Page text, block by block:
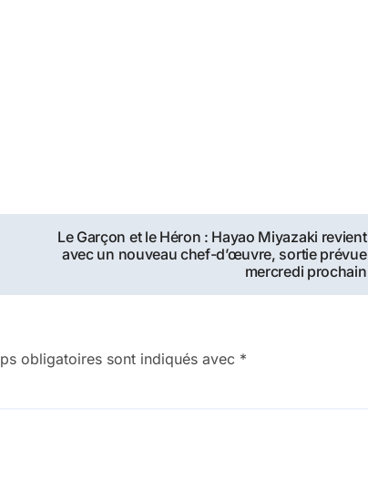
Le Garçon et le Héron : Hayao Miyazaki revient
avec un nouveau chef-d’œuvre, sortie prévue
mercredi prochain
obligatoires sont indiqués avec *